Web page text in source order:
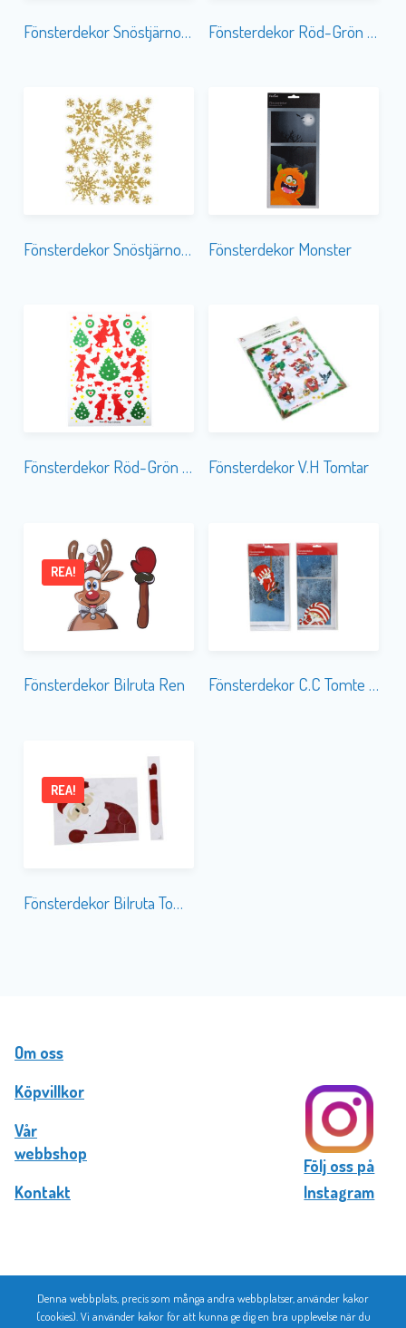
Fönsterdekor Snöstjärnor Silver Fönsterdekor Röd-Grön Ren etc.
Fönsterdekor Snöstjärnor Guld Fönsterdekor Monster
Fönsterdekor Röd-Grön Barn etc. Fönsterdekor V.H Tomtar
Fönsterdekor Bilruta Ren
REA!
Fönsterdekor C.C Tomte 2-olika
Fönsterdekor Bilruta Tomte
REA!
Om oss
Köpvillkor
Vår
webbshop
Kontakt
Följ oss på
Instagram
© 2026 Bromma Kortförlag
Denna webbplats, precis som många andra webbplatser, använder kakor
(cookies). Vi använder kakor för att kunna ge dig en bra upplevelse när du